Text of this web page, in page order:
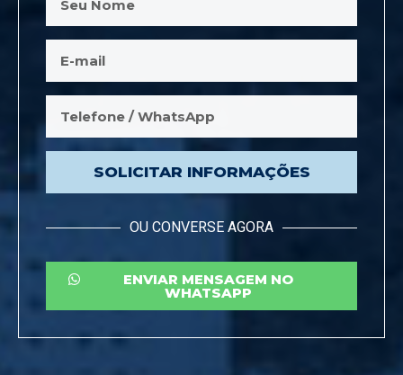
SOLICITAR INFORMAÇÕES
OU CONVERSE AGORA
ENVIAR MENSAGEM NO
WHATSAPP